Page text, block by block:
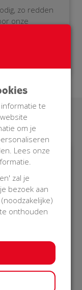
zo redden
onze
€ 15
Asta
23 Nov 2018
11:35 uur
te
om je
Lees onze
zal je
bezoek aan
onthouden